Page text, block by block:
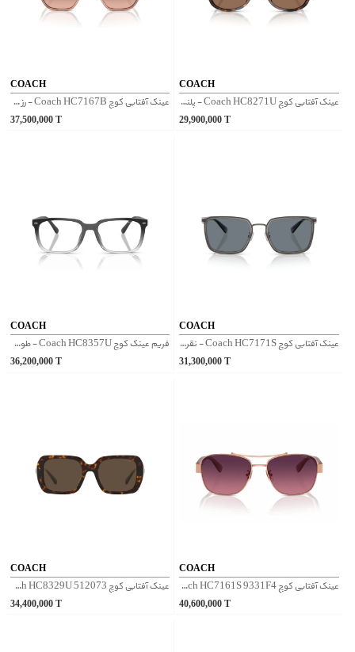
COACH
عینک آفتابی کوچ Coach HC7167B - رز گلد
37,500,000T
COACH
عینک آفتابی کوچ Coach HC8271U - پلنگی
29,900,000 T
COACH
فریم عینک کوچ Coach HC8357U - طوسی مشکی
36,200,000T
COACH
عینک آفتابی کوچ Coach HC7171S - نقره‌ای
31,300,000 T
COACH
عینک آفتابی کوچ Coach HC8329U 512073 - پلنگی
34,400,000T
COACH
عینک آفتابی کوچ Coach HC7161S 9331F4 - رز گلد
40,600,000 T